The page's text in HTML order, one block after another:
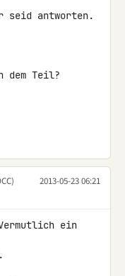
seid antworten.
dem Teil?
2013-05-23 06:21
ein